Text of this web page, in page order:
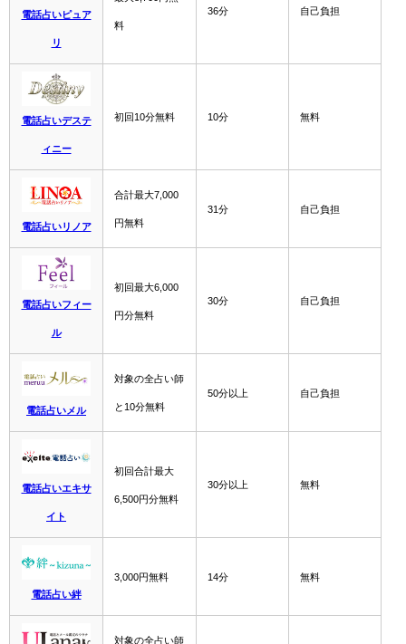
電話占いピュア
リ
料
36分 自己負担
電話占いデステ
ィニー
初回10分無料 10分 無料
電話占いリノア
合計最大7,000
円無料
31分 自己負担
電話占いフィー
ル
初回最大6,000
円分無料
30分 自己負担
電話占いメル
対象の全占い師
と10分無料
50分以上 自己負担
電話占いエキサ
イト
初回合計最大
6,500円分無料
30分以上 無料
電話占い絆
3,000円無料 14分 無料
対象の全占い師